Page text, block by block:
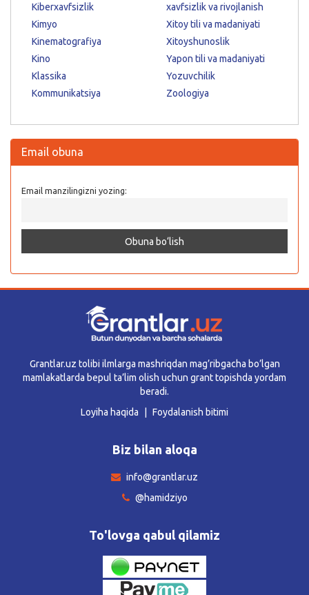
Kiberxavfsizlik
Kimyo
Kinematografiya
Kino
Klassika
Kommunikatsiya
xavfsizlik va rivojlanish
Xitoy tili va madaniyati
Xitoyshunoslik
Yapon tili va madaniyati
Yozuvchilik
Zoologiya
Email obuna
Email manzilingizni yozing:
Grantlar.uz tolibi ilmlarga mashriqdan mag’ribgacha bo’lgan
mamlakatlarda bepul ta’lim olish uchun grant topishda yordam
beradi.
Loyiha haqida
Foydalanish bitimi
Biz bilan aloqa
info@grantlar.uz
@hamidziyo
To'lovga qabul qilamiz